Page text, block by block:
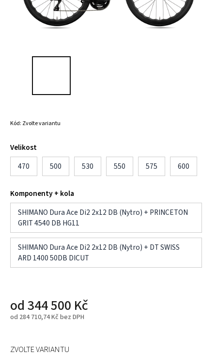
Kód: Zvolte variantu
Velikost
470
500 530 550 575 600
Komponenty + kola
SHIMANO Dura Ace Di2 2x12 DB (Nytro) + PRINCETON
GRIT 4540 DB HG11
SHIMANO Dura Ace Di2 2x12 DB (Nytro) + DT SWISS
ARD 1400 50DB DICUT
od 344 500 Kč
od 284 710,74 Kč bez DPH
ZVOLTE VARIANTU